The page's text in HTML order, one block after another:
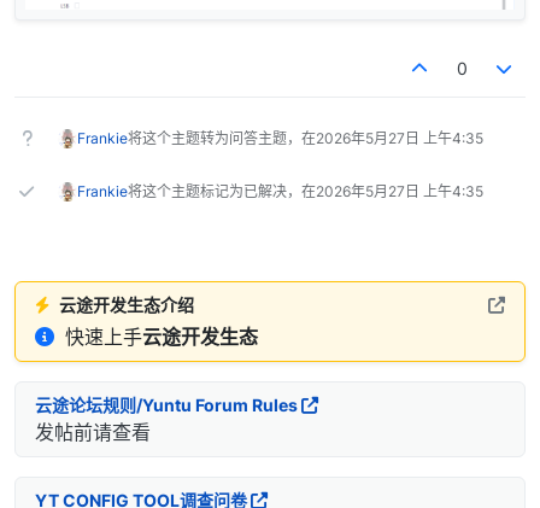
0
Frankie将这个主题转为问答主题，在2026年5月27日 上午4:35
Frankie将这个主题标记为已解决，在2026年5月27日 上午4:35
云途开发生态介绍
快速上手云途开发生态
云途论坛规则/Yuntu Forum Rules
发帖前请查看
YT CONFIG TOOL调查问卷